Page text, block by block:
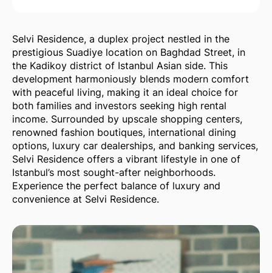
Selvi Residence, a duplex project nestled in the
prestigious Suadiye location on Baghdad Street, in
the Kadikoy district of Istanbul Asian side. This
development harmoniously blends modern comfort
with peaceful living, making it an ideal choice for
both families and investors seeking high rental
income. Surrounded by upscale shopping centers,
renowned fashion boutiques, international dining
options, luxury car dealerships, and banking services,
Selvi Residence offers a vibrant lifestyle in one of
Istanbul’s most sought-after neighborhoods.
Experience the perfect balance of luxury and
convenience at Selvi Residence.